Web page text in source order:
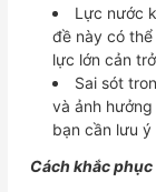
Lực nước
đề này có
lực lớn cản
Sai sót
và ảnh
bạn cần lưu
Cách khắc phục